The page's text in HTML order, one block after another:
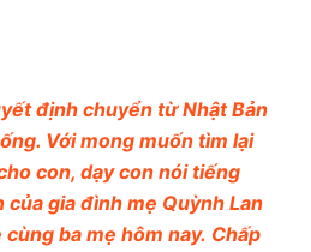
định chuyển từ Nhật Bản
Với mong muốn tìm lại
con, dạy con nói tiếng
gia đình mẹ Quỳnh Lan
ba mẹ hôm nay. Chấp